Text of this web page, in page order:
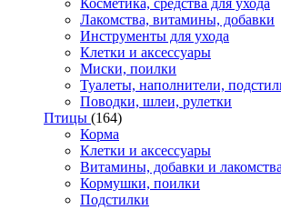
Лакомства, витамины, добавки
Инструменты для ухода
Клетки и аксессуары
Миски, поилки
Туалеты, наполнители,
Поводки, шлеи, рулетки
Птицы (164)
Корма
Клетки и аксессуары
Витамины, добавки и лакомства
Кормушки, поилки
Подстилки